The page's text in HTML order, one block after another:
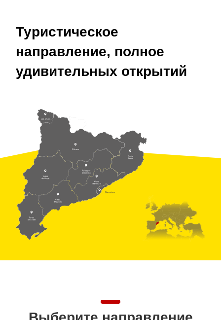
Туристическое
направление, полное
удивительных открытий